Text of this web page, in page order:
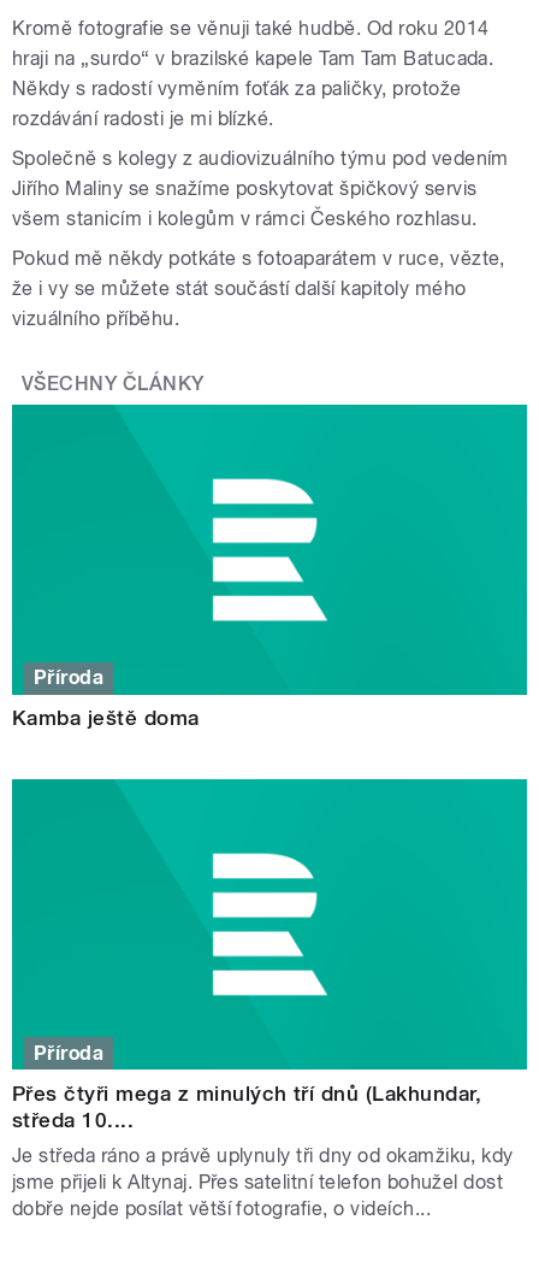
Kromě fotografie se věnuji také hudbě. Od roku 2014
hraji na „surdo“ v brazilské kapele Tam Tam Batucada.
Někdy s radostí vyměním foťák za paličky, protože
rozdávání radosti je mi blízké.
Společně s kolegy z audiovizuálního týmu pod vedením
Jiřího Maliny se snažíme poskytovat špičkový servis
všem stanicím i kolegům v rámci Českého rozhlasu.
Pokud mě někdy potkáte s fotoaparátem v ruce, vězte,
že i vy se můžete stát součástí další kapitoly mého
vizuálního příběhu.
VŠECHNY ČLÁNKY
Příroda
Kamba ještě doma
Příroda
Přes čtyři mega z minulých tří dnů (Lakhundar,
středa 10....
Je středa ráno a právě uplynuly tři dny od okamžiku, kdy
jsme přijeli k Altynaj. Přes satelitní telefon bohužel dost
dobře nejde posílat větší fotografie, o videích...